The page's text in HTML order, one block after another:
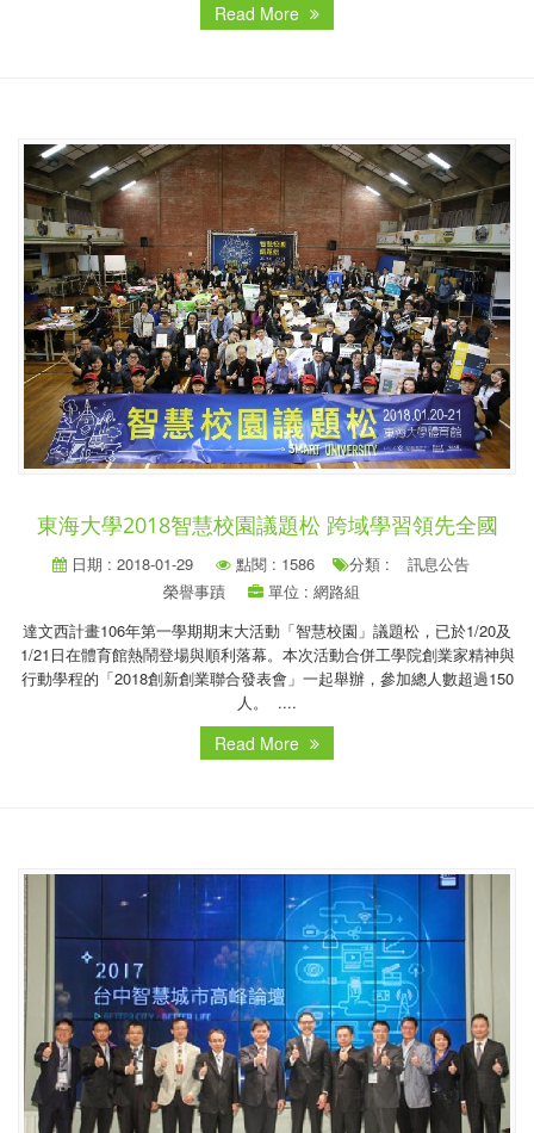
Read More
東海大學2018智慧校園議題松 跨域學習領先全國
日期 : 2018-01-29 點閱 : 1586 分類 :
訊息公告
榮譽事蹟
單位 : 網路組
達文西計畫106年第一學期期末大活動「智慧校園」議題松，已於1/20及
1/21日在體育館熱鬧登場與順利落幕。本次活動合併工學院創業家精神與
行動學程的「2018創新創業聯合發表會」一起舉辦，參加總人數超過150
人。 ....
Read More